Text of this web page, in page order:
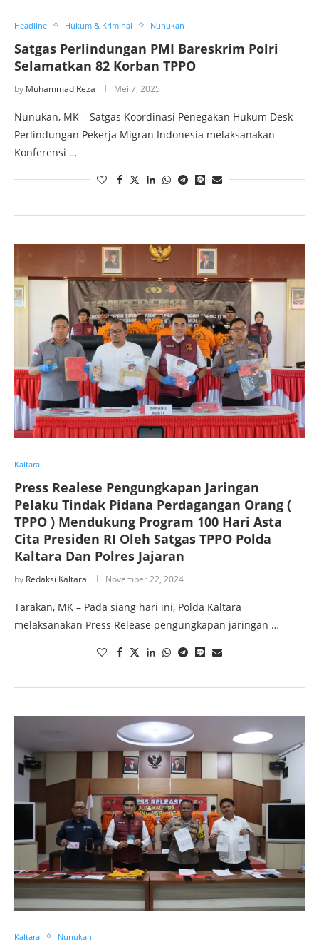
Headline Hukum & Kriminal Nunukan
Satgas Perlindungan PMI Bareskrim Polri
Selamatkan 82 Korban TPPO
by Muhammad Reza Mei 7, 2025
Nunukan, MK – Satgas Koordinasi Penegakan Hukum Desk
Perlindungan Pekerja Migran Indonesia melaksanakan
Konferensi …
Kaltara
Press Realese Pengungkapan Jaringan
Pelaku Tindak Pidana Perdagangan Orang (
TPPO ) Mendukung Program 100 Hari Asta
Cita Presiden RI Oleh Satgas TPPO Polda
Kaltara Dan Polres Jajaran
by Redaksi Kaltara November 22, 2024
Tarakan, MK – Pada siang hari ini, Polda Kaltara
melaksanakan Press Release pengungkapan jaringan …
Kaltara Nunukan